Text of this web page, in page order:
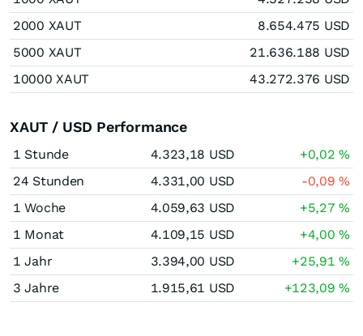
2000 XAUT
8.654.475 USD
5000 XAUT
21.636.188 USD
10000 XAUT
43.272.376 USD
XAUT / USD Performance
1 Stunde 4.323,18 USD +0,02%
24 Stunden
4.331,00 USD -0,09%
1 Woche
4.059,63 USD +5,27%
1 Monat
4.109,15 USD +4,00%
1 Jahr
3.394,00 USD +25,91%
3 Jahre
1.915,61 USD +123,09%